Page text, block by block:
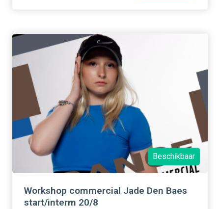
Beschikbaar
Workshop commercial Jade Den Baes
start/interm 20/8